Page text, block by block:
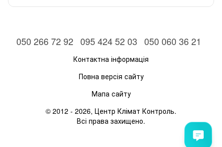
050 266 72 92 095 424 52 03 050 060 36 21
Контактна інформація
Повна версія сайту
Мапа сайту
© 2012 - 2026, Центр Клімат Контроль.
Всі права захищено.